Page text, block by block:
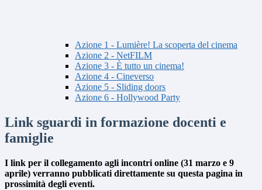
Azione 1 - Lumière! La scoperta del cinema
Azione 2 - NetFILM
Azione 3 - È tutto un cinema!
Azione 4 - Cineverso
Azione 5 - Sliding doors
Azione 6 - Hollywood Party
Link sguardi in formazione docenti e
famiglie
I link per il collegamento agli incontri online (31 marzo e 9
aprile) verranno pubblicati direttamente su questa pagina in
prossimità degli eventi.